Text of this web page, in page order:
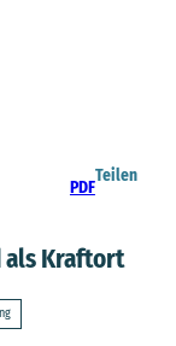
PDF
Teilen
als Kraftort